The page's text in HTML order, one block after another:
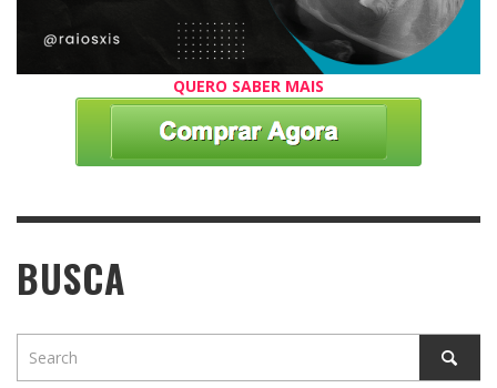
QUERO SABER MAIS
BUSCA